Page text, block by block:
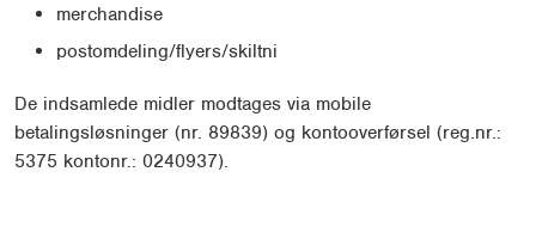
merchandise
postomdeling/flyers/skiltni
De indsamlede midler modtages via mobile
betalingsløsninger (nr. 89839) og kontooverførsel (reg.nr.:
5375 kontonr.: 0240937).